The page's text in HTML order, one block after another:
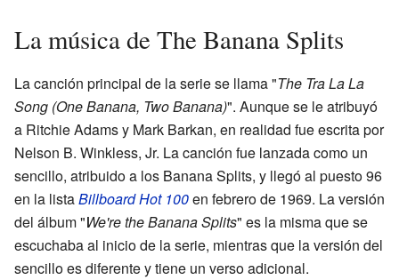
La música de The Banana Splits
La canción principal de la serie se llama "The Tra La La
Song (One Banana, Two Banana)". Aunque se le atribuyó
a Ritchie Adams y Mark Barkan, en realidad fue escrita por
Nelson B. Winkless, Jr. La canción fue lanzada como un
sencillo, atribuido a los Banana Splits, y llegó al puesto 96
en la listaBillboard Hot 100en febrero de 1969. La versión
del álbum "We're the Banana Splits" es la misma que se
escuchaba al inicio de la serie, mientras que la versión del
sencillo es diferente y tiene un verso adicional.